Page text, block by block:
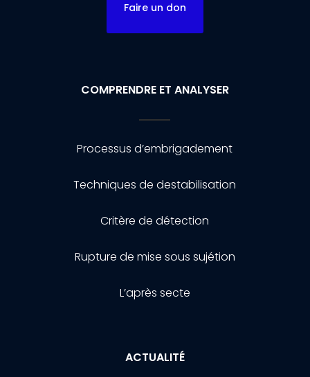
Faire un don
COMPRENDRE ET ANALYSER
Processus d’embrigadement
Techniques de destabilisation
Critère de détection
Rupture de mise sous sujétion
L’après secte
ACTUALITÉ